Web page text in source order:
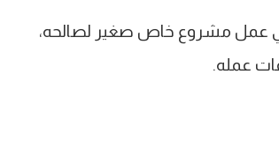
في عمل مشروع خاص صغير لصالحه،
عمله.